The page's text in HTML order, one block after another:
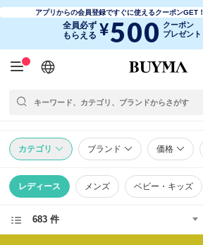
アプリからの会員登録ですぐに使えるクーポンGET！
全員必ず
もらえる ¥500 クーポン
プレゼント
日本語
English
简体中文
繁體中文
カテゴリ ブランド 価格
レディース メンズ ベビー・キッズ
683 件